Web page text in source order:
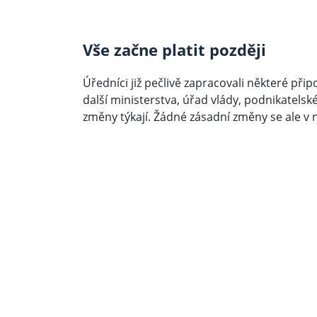
Vše začne platit později
Úředníci již pečlivě zapracovali některé
další ministerstva, úřad vlády,
změny týkají. Žádné zásadní změny se ale